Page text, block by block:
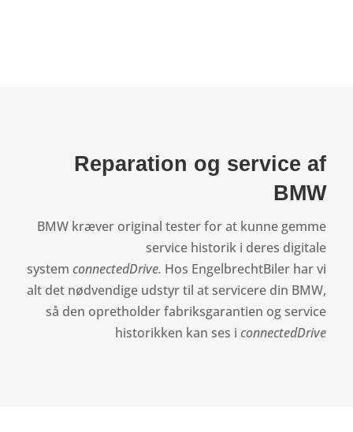
Reparation og service af
BMW
BMW kræver original tester for at kunne gemme
service historik i deres digitale
systemconnectedDrive. Hos EngelbrechtBiler har vi
alt det nødvendige udstyr til at servicere din BMW,
så den opretholder fabriksgarantien og service
historikken kan ses iconnectedDrive